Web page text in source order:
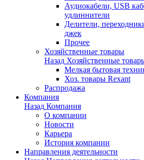
Аудиокабели, USB
удлиннители
Делители,
джек
Прочее
Хозяйственные товары
Назад Хозяйственные
Мелкая бытовая
Хоз. товары Rexant
Распродажа
Компания
Назад Компания
О компании
Новости
Карьера
История компании
Направления деятельности